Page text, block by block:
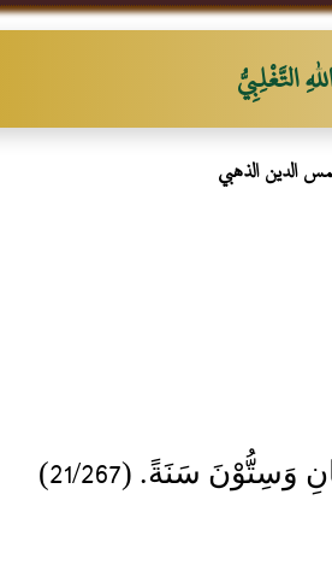
التَّغْلِبِيُّ
الدين الذهبي
سَنَةً. (21/267)